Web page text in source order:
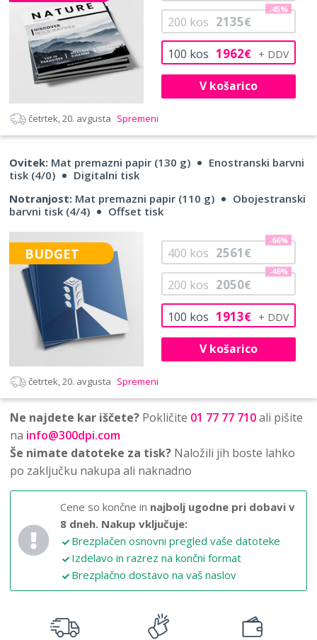
100 kos 1962€
200 kos 2135€
-45%
V košarico
četrtek, 20. avgusta Spremeni
Ovitek: Mat premazni papir (130 g)
Enostranski barvni
tisk (4/0)
Digitalni tisk
Notranjost: Mat premazni papir (110 g)
Obojestranski
barvni tisk (4/4)
Offset tisk
BUDGET
100 kos 1913€
200 kos 2050€
-46%
400 kos 2561€
-66%
V košarico
četrtek, 20. avgusta Spremeni
Ne najdete kar iščete? Pokličite 01 77 77 710ali pišite
na info@300dpi.com
Še nimate datoteke za tisk? Naložili jih boste lahko
po zaključku nakupa ali naknadno
Cene so končne in najbolj ugodne pri dobavi v
8 dneh. Nakup vključuje:
Brezplačen osnovni pregled vaše datoteke
Izdelavo in razrez na končni format
Brezplačno dostavo na vaš naslov